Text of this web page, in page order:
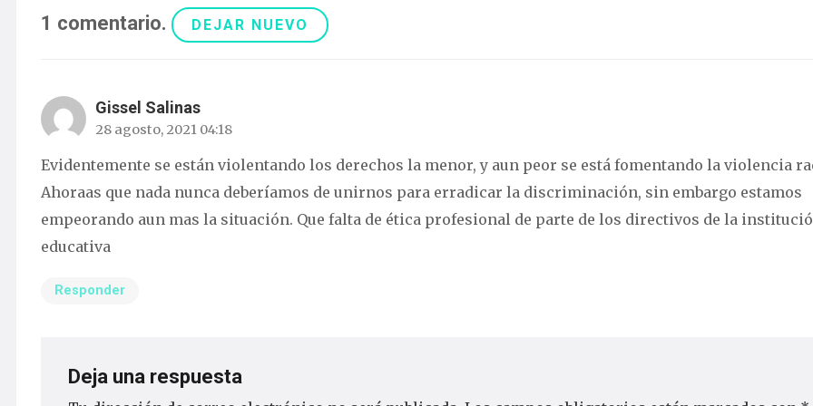
1 comentario. DEJAR NUEVO
Gissel Salinas
28 agosto, 2021 04:18
Evidentemente se están violentando los derechos la menor, y aun peor se está fomentando la violencia
Ahoraas que nada nunca deberíamos de unirnos para erradicar la discriminación, sin embargo estamos
empeorando aun mas la situación. Que falta de ética profesional de parte de los directivos de la
educativa
Responder
Deja una respuesta